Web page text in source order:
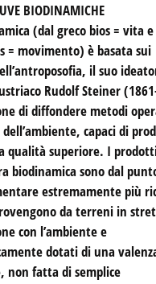
BIODINAMICHE
(dal greco bios = vita e
= movimento) è basata sui
il suo
Rudolf Steiner
di diffondere metodi
capaci di
qualità superiore. I
biodinamica sono dal
estremamente più
da terreni in
con l’ambiente e
dotati di una
non fatta di semplice